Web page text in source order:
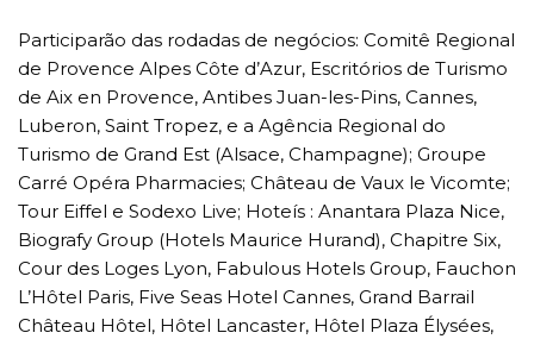
Participarão das rodadas de negócios: Comitê Regional
de Provence Alpes Côte d’Azur, Escritórios de Turismo
de Aix en Provence, Antibes Juan-les-Pins, Cannes,
Luberon, Saint Tropez, e a Agência Regional do
Turismo de Grand Est (Alsace, Champagne); Groupe
Carré Opéra Pharmacies; Château de Vaux le Vicomte;
Tour Eiffel e Sodexo Live; Hoteís : Anantara Plaza Nice,
Biografy Group (Hotels Maurice Hurand), Chapitre Six,
Cour des Loges Lyon, Fabulous Hotels Group, Fauchon
L’Hôtel Paris, Five Seas Hotel Cannes, Grand Barrail
Château Hôtel, Hôtel Lancaster, Hôtel Plaza Élysées,